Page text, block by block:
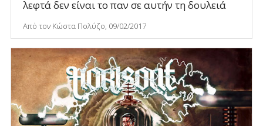
λεφτά δεν είναι το παν σε αυτήν τη δουλειά
Από τον Κώστα Πολύζο, 09/02/2017